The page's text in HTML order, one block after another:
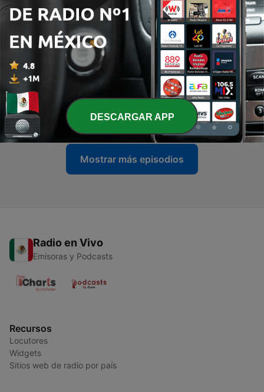
8. Drumforrest
06 abr. 2019
7 - 7. Fredrik Uhrbom
24 mar. 2019
- 6. Petter Alexis Askergren
09 mar. 2019
Mostrar más episodios
Radio en Vivo
Emisoras y Podcasts
Recursos
Locutores
Widgets
Sitios web de radio por país
DESCARGAR APP